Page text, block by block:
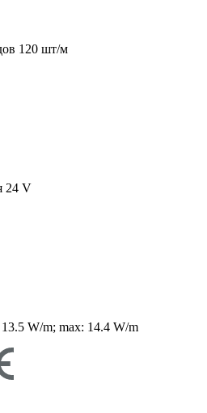
120 шт/м
24 V
W/m; max: 14.4 W/m